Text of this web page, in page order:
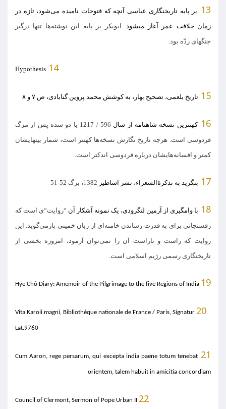
13
بر پایه تاریخنگاری عباسی آنچه که فتوحات نامیده می‌شود، تازه در
زمان خلافت عمر آغاز میشود.
ابوبکر بر پایه این نوشته‌ها تنها درگیر
جنگهای ردّه بود.
14
Hypothesis
15 تاریخ بلعمی، تصحیح بهار، به کوشش محمد پروین گنابادی، ص ۷ و ۸
16 کهنترین نسخه شاهنامه از سال 596 / 1217
یا دو سده پس از مرگ
فردوسی است. هرچه تاریخ نگارش نسخه‌ها کهنتر است، شمار بیتهایشان
کمتر و افسانه‌هایشان درباره فردوسی اندکتر است.
17 بنگرید به تذکرةالشعراء، نشر اساطیر 1382، برگ 52-51
18 با وامگیری از آرمین لنگرودی، یک نمونه آشکار آن “روایت“ی است که
رفسنجانی برای به قدرت رساندن خامنه‌ای از زبان خمینی بازمی‌گوید. این
روایت که راست و ناراست آن را نمی‌توان آزمود، امروزه بخشی از
تاریخنگاری رسمی رژیم اسلامی است.
19
20
Vita Karoli magni, Bibliothèque nationale de France / Paris, Signatur
Lat.9760
21
Cum Aaron,rege persarum, qui excepta india paene totum tenebat
orientem, talem habuit in amicitia concordiam
22